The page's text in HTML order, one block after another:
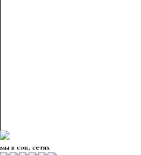
мы в соц. сетях